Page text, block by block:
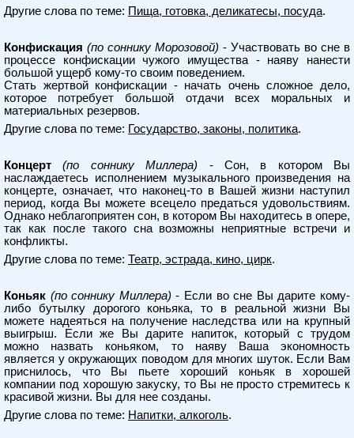
Другие слова по теме: Пища, готовка, деликатесы, посуда.
Конфискация (по соннику Морозовой) - Участвовать во сне в
процессе конфискации чужого имущества - наяву нанести
большой ущерб кому-то своим поведением.
Стать жертвой конфискации - начать очень сложное дело,
которое потребует большой отдачи всех моральных и
материальных резервов.
Другие слова по теме: Государство, законы, политика.
Концерт (по соннику Миллера) - Сон, в котором Вы
наслаждаетесь исполнением музыкального произведения на
концерте, означает, что наконец-то в Вашей жизни наступил
период, когда Вы можете всецело предаться удовольствиям.
Однако неблагоприятен сон, в котором Вы находитесь в опере,
так как после такого сна возможны неприятные встречи и
конфликты.
Другие слова по теме: Театр, эстрада, кино, цирк.
Коньяк (по соннику Миллера) - Если во сне Вы дарите кому-
либо бутылку дорогого коньяка, то в реальной жизни Вы
можете надеяться на получение наследства или на крупный
выигрыш. Если же Вы дарите напиток, который с трудом
можно назвать коньяком, то наяву Ваша экономность
является у окружающих поводом для многих шуток. Если Вам
приснилось, что Вы пьете хороший коньяк в хорошей
компании под хорошую закуску, то Вы не просто стремитесь к
красивой жизни. Вы для нее созданы.
Другие слова по теме: Напитки, алкоголь.